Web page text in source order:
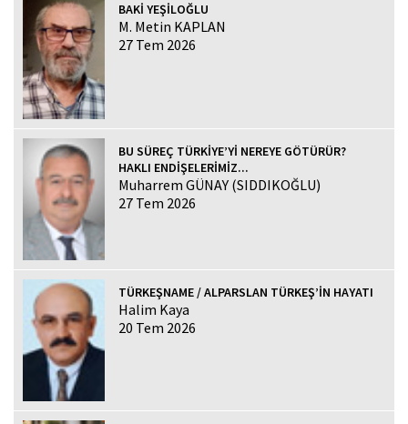
BAKİ YEŞİLOĞLU
M. Metin KAPLAN
27 Tem 2026
BU SÜREÇ TÜRKİYE’Yİ NEREYE GÖTÜRÜR?
HAKLI ENDİŞELERİMİZ...
Muharrem GÜNAY (SIDDIKOĞLU)
27 Tem 2026
TÜRKEŞNAME / ALPARSLAN TÜRKEŞ’İN HAYATI
Halim Kaya
20 Tem 2026